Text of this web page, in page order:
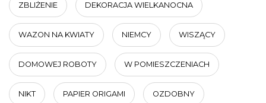
ZBLIŻENIE DEKORACJA WIELKANOCNA
WAZON NA KWIATY NIEMCY WISZĄCY
DOMOWEJ ROBOTY W POMIESZCZENIACH
NIKT PAPIER ORIGAMI OZDOBNY